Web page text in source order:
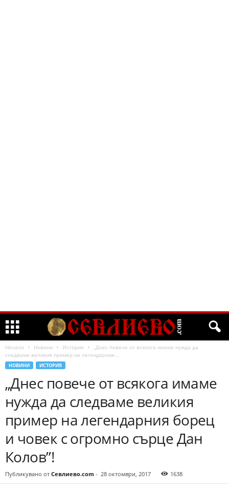
Начало Новини История
„Днес повече от всякога имаме нужда да
следваме великия пример на легендарния...
НОВИНИ ИСТОРИЯ
„Днес повече от всякога имаме
нужда да следваме великия
пример на легендарния борец
и човек с огромно сърце Дан
Колов”!
Публикувано от Севлиево.com - 28 октомври, 2017 1638